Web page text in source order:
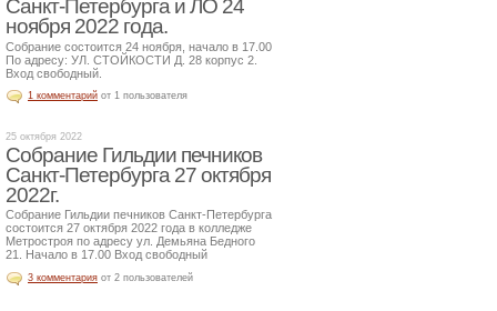
Санкт-Петербурга и ЛО 24
ноября 2022 года.
Собрание состоится 24 ноября, начало в 17.00
По адресу: УЛ. СТОЙКОСТИ Д. 28 корпус 2.
Вход свободный.
1 комментарий от 1 пользователя
25 октября 2022
Собрание Гильдии печников
Санкт-Петербурга 27 октября
2022г.
Собрание Гильдии печников Санкт-Петербурга
состоится 27 октября 2022 года в колледже
Метростроя по адресу ул. Демьяна Бедного
21. Начало в 17.00 Вход свободный
3 комментария от 2 пользователей